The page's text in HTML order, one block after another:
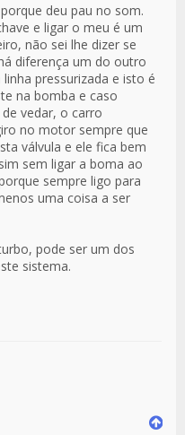
deu pau no som.
e ligar o meu é um
não sei lhe dizer se
diferença um do outro
pressurizada e isto é
na bomba e caso
vedar, o carro
no motor sempre que
válvula e ele fica bem
sem ligar a boma ao
sempre ligo para
uma coisa a ser
pode ser um dos
sistema.